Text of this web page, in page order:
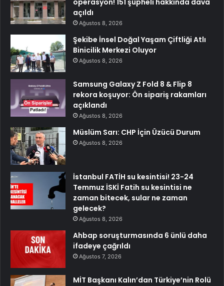
operasyon! 151 şüpheli hakkında dava
açıldı
Ağustos 8, 2026
Şekibe İnsel Doğal Yaşam Çiftliği Atlı
Binicilik Merkezi Oluyor
Ağustos 8, 2026
Samsung Galaxy Z Fold 8 & Flip 8
rekora koşuyor: Ön sipariş rakamları
açıklandı
Ağustos 8, 2026
Müslüm Sarı: CHP İçin Üzücü Durum
Ağustos 8, 2026
İstanbul FATİH su kesintisi! 23-24
Temmuz İSKİ Fatih su kesintisi ne
zaman bitecek, sular ne zaman
gelecek?
Ağustos 8, 2026
Ahbap soruşturmasında 6 ünlü daha
ifadeye çağrıldı
Ağustos 7, 2026
MİT Başkanı Kalın’dan Türkiye’nin Rolü